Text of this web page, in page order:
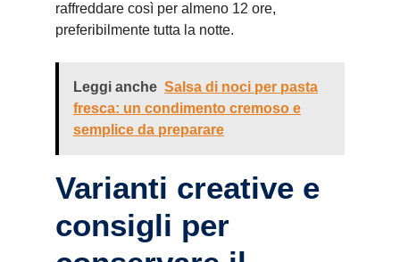
raffreddare così per almeno 12 ore,
preferibilmente tutta la notte.
Leggi anche Salsa di noci per pasta
fresca: un condimento cremoso e
semplice da preparare
Varianti creative e
consigli per